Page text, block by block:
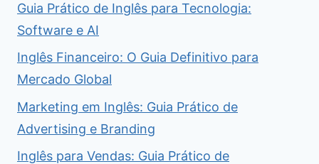
Guia Prático de Inglês para Tecnologia:
Software e AI
Inglês Financeiro: O Guia Definitivo para
Mercado Global
Marketing em Inglês: Guia Prático de
Advertising e Branding
Inglês para Vendas: Guia Prático de